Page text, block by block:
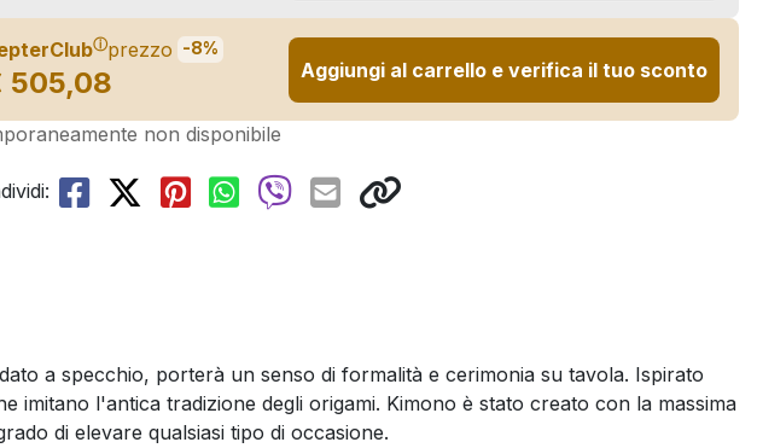
ⓘprezzo -8%
505,08 Aggiungi al carrello e verifica il tuo sconto
non disponibile
a specchio, porterà un senso di formalità e cerimonia su tavola. Ispirato
imitano l'antica tradizione degli origami. Kimono è stato creato con la massima
di elevare qualsiasi tipo di occasione.